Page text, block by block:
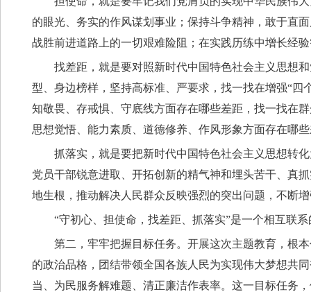
的眼光、务实的作风谋划事业；保持斗争精神，敢于直
战胜前进道路上的一切艰难险阻；在实践历练中增长经
找差距，就是要对照新时代中国特色社会主义思想
型、身边榜样，坚持高标准、严要求，找一找在增强“四
知敬畏、存戒惧、守底线方面存在哪些差距，找一找在
思想觉悟、能力素质、道德修养、作风形象方面存在哪
抓落实，就是要把新时代中国特色社会主义思想转
党员干部锐意进取、开拓创新的精气神和埋头苦干、真
地生根，推动解决人民群众反映强烈的突出问题，不断
“守初心、担使命，找差距、抓落实”是一个相互联
第二，牢牢把握目标任务。开展这次主题教育，根
的政治品格，团结带领全国各族人民为实现伟大梦想共
当、为民服务解难题、清正廉洁作表率。这一目标任务